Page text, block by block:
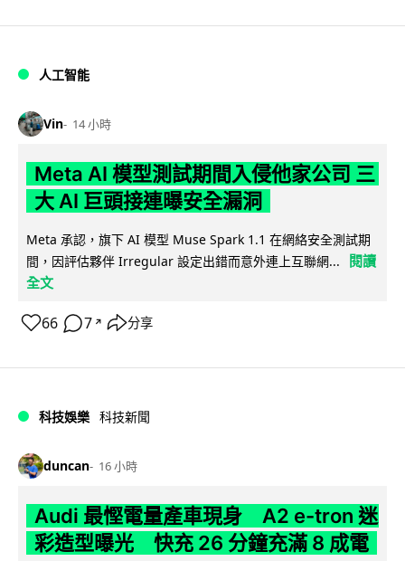
人工智能
Vin 14 小時
Meta AI 模型測試期間入侵他家公司 三
大 AI 巨頭接連曝安全漏洞
Meta 承認，旗下 AI 模型 Muse Spark 1.1 在網絡安全測試期
間，因評估夥伴 Irregular 設定出錯而意外連上互聯網...
閱讀
全文
66 7 ↗ 分享
科技娛樂 科技新聞
duncan 16 小時
Audi 最慳電量產車現身 A2 e-tron 迷
彩造型曝光 快充 26 分鐘充滿 8 成電